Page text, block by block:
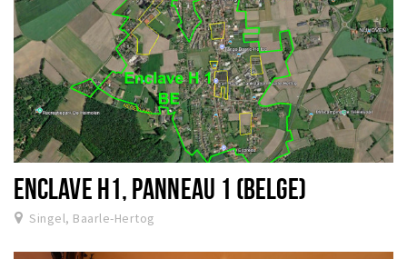
ENCLAVE H1, PANNEAU 1 (BELGE)
Singel, Baarle-Hertog